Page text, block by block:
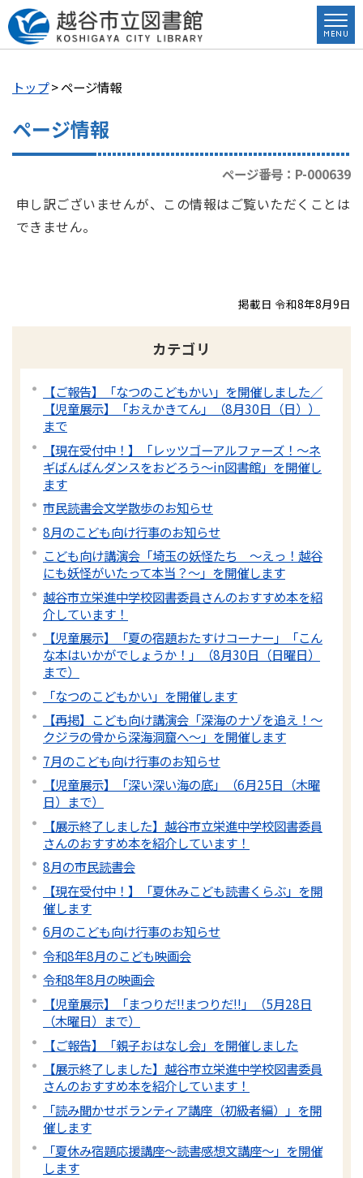
トップ> ページ情報
ページ情報
ページ番号：P-000639
申し訳ございませんが、この情報はご覧いただくことは
できません。
掲載日 令和8年8月9日
カテゴリ
【ご報告】「なつのこどもかい」を開催しました／
【児童展示】「おえかきてん」（8月30日（日））
まで
【現在受付中！】「レッツゴーアルファーズ！～ネ
ギばんばんダンスをおどろう～in図書館」を開催し
ます
市民読書会文学散歩のお知らせ
8月のこども向け行事のお知らせ
こども向け講演会「埼玉の妖怪たち 〜えっ！越谷
にも妖怪がいたって本当？～」を開催します
越谷市立栄進中学校図書委員さんのおすすめ本を紹
介しています！
【児童展示】「夏の宿題おたすけコーナー」「こん
な本はいかがでしょうか！」（8月30日（日曜日）
まで）
「なつのこどもかい」を開催します
【再掲】こども向け講演会「深海のナゾを追え！〜
クジラの骨から深海洞窟へ〜」を開催します
7月のこども向け行事のお知らせ
【児童展示】「深い深い海の底」（6月25日（木曜
日）まで）
【展示終了しました】越谷市立栄進中学校図書委員
さんのおすすめ本を紹介しています！
8月の市民読書会
【現在受付中！】「夏休みこども読書くらぶ」を開
催します
6月のこども向け行事のお知らせ
令和8年8月のこども映画会
令和8年8月の映画会
【児童展示】「まつりだ!!まつりだ!!」（5月28日
（木曜日）まで）
【ご報告】「親子おはなし会」を開催しました
【展示終了しました】越谷市立栄進中学校図書委員
さんのおすすめ本を紹介しています！
「読み聞かせボランティア講座（初級者編）」を開
催します
「夏休み宿題応援講座～読書感想文講座～」を開催
します